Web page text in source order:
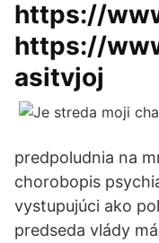
https://
https://
asitvjoj
predpoludnia na
chorobopis
vystupujúci ako
predseda vlády